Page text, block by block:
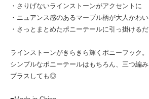
・さりげないラインストーンがアクセントに
・ニュアンス感のあるマーブル柄が大人かわ
・さっとまとめたポニーテールに引っ掛けるだ
ラインストーンがきらきら輝くポニーフック。
シンプルなポニーテールはもちろん、三つ編
プラスしても◎